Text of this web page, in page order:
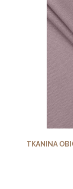
TKANINA